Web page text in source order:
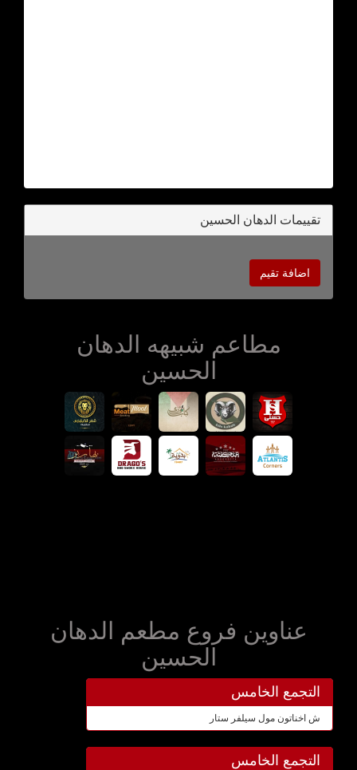
تقييمات الدهان الحسين
اضافة تقيم
مطاعم شبيهه الدهان
الحسين
عناوين فروع مطعم الدهان
الحسين
التجمع الخامس
ش اخناتون مول سيلفر ستار
التجمع الخامس